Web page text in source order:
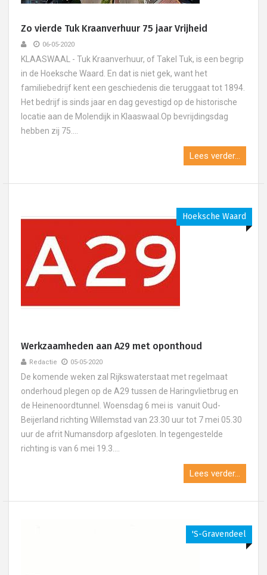
Zo vierde Tuk Kraanverhuur 75 jaar Vrijheid
06-05-2020
KLAASWAAL - Tuk Kraanverhuur, of Takel Tuk, is een begrip
in de Hoeksche Waard. En dat is niet gek, want het
familiebedrijf kent een geschiedenis die teruggaat tot 1894.
Het bedrijf is sinds jaar en dag gevestigd op de historische
locatie aan de Molendijk in Klaaswaal.Op bevrijdingsdag
hebben zij 75....
Lees verder...
Hoeksche Waard
Werkzaamheden aan A29 met oponthoud
Redactie 05-05-2020
De komende weken zal Rijkswaterstaat met regelmaat
onderhoud plegen op de A29 tussen de Haringvlietbrug en
de Heinenoordtunnel. Woensdag 6 mei is vanuit Oud-
Beijerland richting Willemstad van 23.30 uur tot 7 mei 05.30
uur de afrit Numansdorp afgesloten. In tegengestelde
richting is van 6 mei 19.3....
Lees verder...
's-Gravendeel